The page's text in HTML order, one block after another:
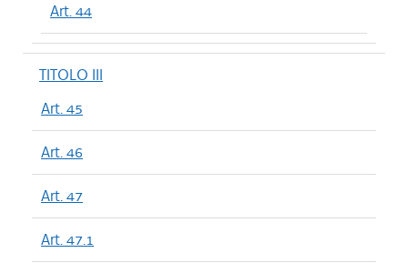
Art. 44
TITOLO III
Art. 45
Art. 46
Art. 47
Art. 47.1